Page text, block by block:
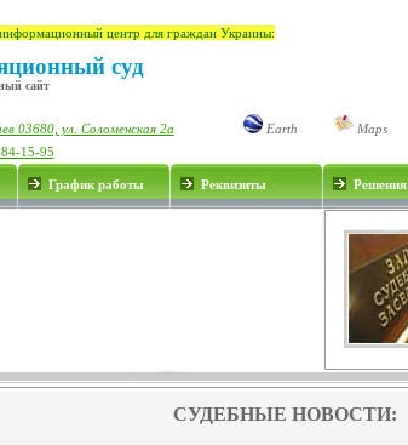
центр для граждан Украины:
суд
сайт
03680, ул. Соломенская 2а Earth
Maps
15-95
График работы Реквизиты Решения
СУДЕБНЫЕ НОВОСТИ: